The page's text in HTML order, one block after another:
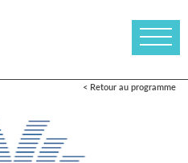
< Retour au programme